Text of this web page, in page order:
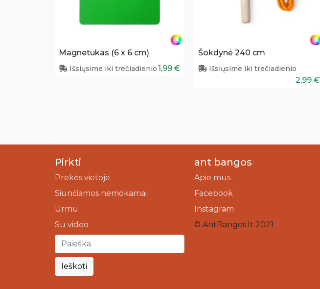
Magnetukas (6 x 6 cm)
Išsiųsime iki trečiadienio1,99 €
Šokdynė 240 cm
Išsiųsime iki trečiadienio
2,99 €
Pirkti
Prekės vietoje
Siunčiamos nemokamai
Urmu
Su video
Ieškoti
ant bangos
Apie mus
Facebook
Instagram
© AntBangos.lt 2021